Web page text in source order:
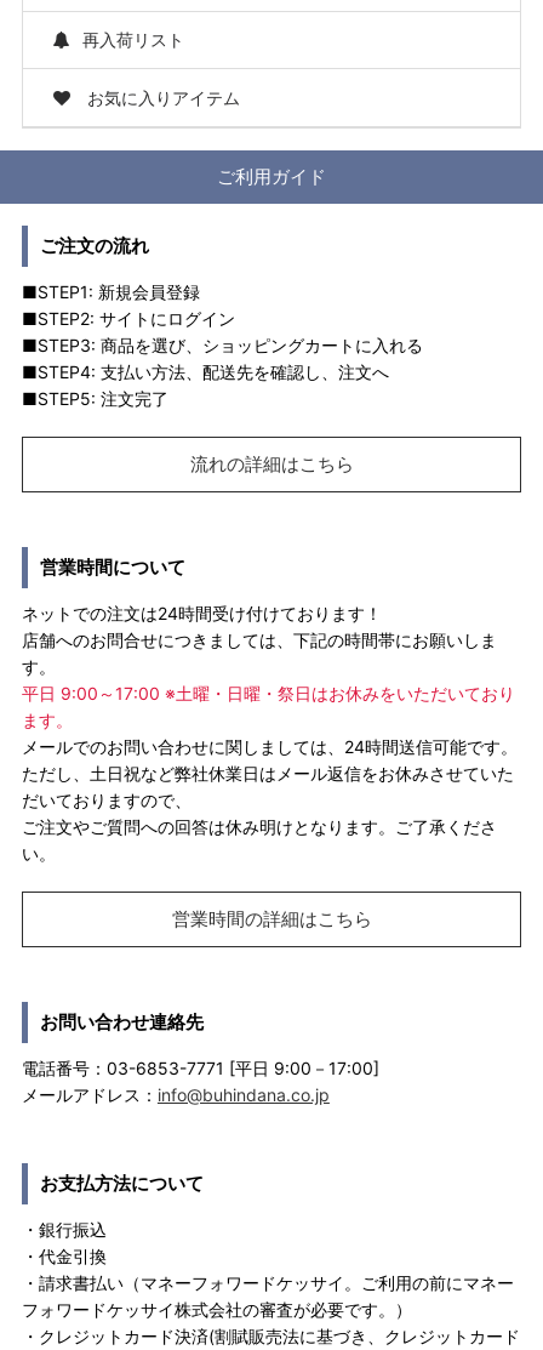
再入荷リスト
お気に入りアイテム
ご利用ガイド
ご注文の流れ
■STEP1: 新規会員登録
■STEP2: サイトにログイン
■STEP3: 商品を選び、ショッピングカートに入れる
■STEP4: 支払い方法、配送先を確認し、注文へ
■STEP5: 注文完了
流れの詳細はこちら
営業時間について
ネットでの注文は24時間受け付けております！
店舗へのお問合せにつきましては、下記の時間帯にお願いしま
す。
平日 9:00～17:00 ※土曜・日曜・祭日はお休みをいただいており
ます。
メールでのお問い合わせに関しましては、24時間送信可能です。
ただし、土日祝など弊社休業日はメール返信をお休みさせていた
だいておりますので、
ご注文やご質問への回答は休み明けとなります。ご了承くださ
い。
営業時間の詳細はこちら
お問い合わせ連絡先
電話番号：03-6853-7771 [平日 9:00－17:00]
メールアドレス： info@buhindana.co.jp
お支払方法について
・銀行振込
・代金引換
・請求書払い（マネーフォワードケッサイ。ご利用の前にマネー
フォワードケッサイ株式会社の審査が必要です。）
・クレジットカード決済(割賦販売法に基づき、クレジットカード